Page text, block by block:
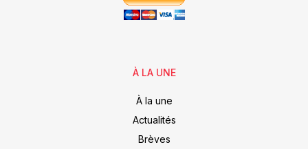
À LA UNE
À la une
Actualités
Brèves